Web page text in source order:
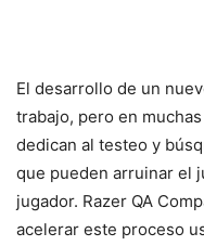
El desarrollo de un
trabajo, pero en
dedican al testeo y
que pueden arruinar el
jugador. Razer QA
acelerar este proceso